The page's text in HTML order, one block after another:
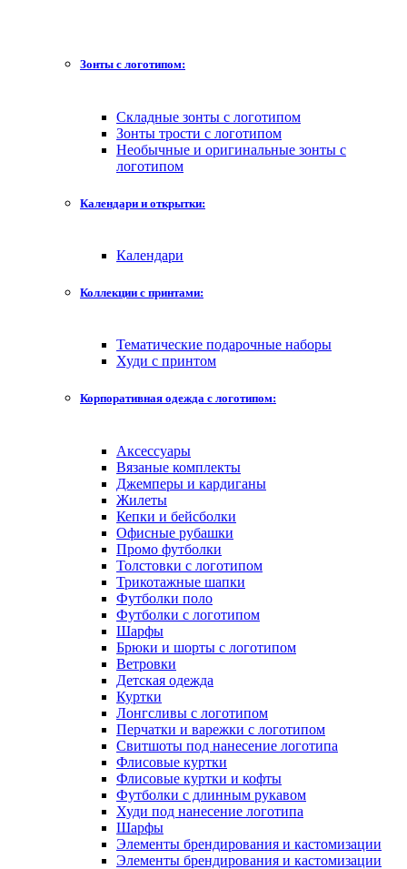
Зонты с логотипом:
Складные зонты с логотипом
Зонты трости с логотипом
Необычные и оригинальные зонты с
логотипом
Календари и открытки:
Календари
Коллекции с принтами:
Тематические подарочные наборы
Худи с принтом
Корпоративная одежда с логотипом:
Аксессуары
Вязаные комплекты
Джемперы и кардиганы
Жилеты
Кепки и бейсболки
Офисные рубашки
Промо футболки
Толстовки с логотипом
Трикотажные шапки
Футболки поло
Футболки с логотипом
Шарфы
Брюки и шорты с логотипом
Ветровки
Детская одежда
Куртки
Лонгсливы с логотипом
Перчатки и варежки с логотипом
Свитшоты под нанесение логотипа
Флисовые куртки
Флисовые куртки и кофты
Футболки с длинным рукавом
Худи под нанесение логотипа
Шарфы
Элементы брендирования и кастомизации
Элементы брендирования и кастомизации